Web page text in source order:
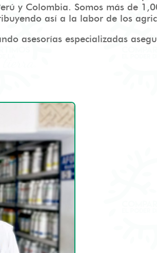
y Colombia. Somos más de
así a la labor de los
asesorías especializadas